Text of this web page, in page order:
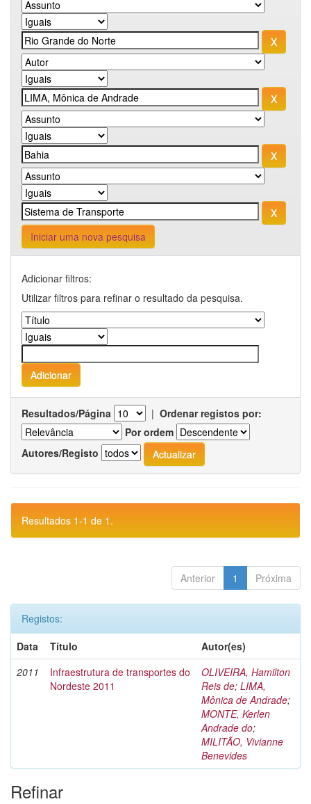
Iniciar uma nova pesquisa
Adicionar filtros:
Utilizar filtros para refinar o resultado da pesquisa.
Resultados/Página | Ordenar registos por:
Por ordem
Autores/Registo
Resultados 1-1 de 1.
Anterior 1 Próxima
Registos:
Data
Título
Autor(es)
2011
Infraestrutura de transportes do
Nordeste 2011
OLIVEIRA, Hamilton
Reis de; LIMA,
Mônica de Andrade;
MONTE, Kerlen
Andrade do;
MILITÃO, Vivianne
Benevides
Refinar